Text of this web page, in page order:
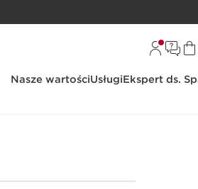
Nasze wartościUsługiEkspert ds.